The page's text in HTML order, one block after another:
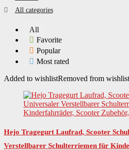
All categories
All
Favorite
Popular
Most rated
Added to wishlistRemoved from wishlist
Hejo Tragegurt Laufrad, Scooter
Verstellbarer Schulterriemen für